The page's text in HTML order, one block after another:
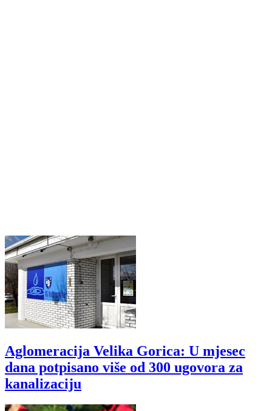
Aglomeracija Velika Gorica: U mjesec
dana potpisano više od 300 ugovora za
kanalizaciju